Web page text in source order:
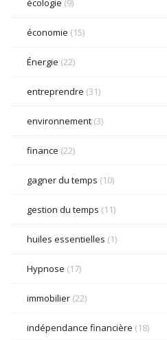
écologie (9)
économie (15)
Énergie (22)
entreprendre (31)
environnement (3)
finance (22)
gagner du temps (10)
gestion du temps (11)
huiles essentielles (1)
Hypnose (17)
immobilier (22)
indépendance financière (18)